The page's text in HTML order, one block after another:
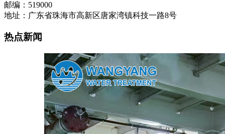
邮编：519000
地址：广东省珠海市高新区唐家湾镇科技一路8号
热点新闻